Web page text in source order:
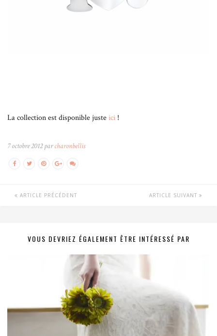
La collection est disponible justeici !
7 octobre 2012 parcharonbellis
ARTICLE PRÉCÉDENT ARTICLE SUIVANT
VOUS DEVRIEZ ÉGALEMENT ÊTRE INTÉRESSÉ PAR